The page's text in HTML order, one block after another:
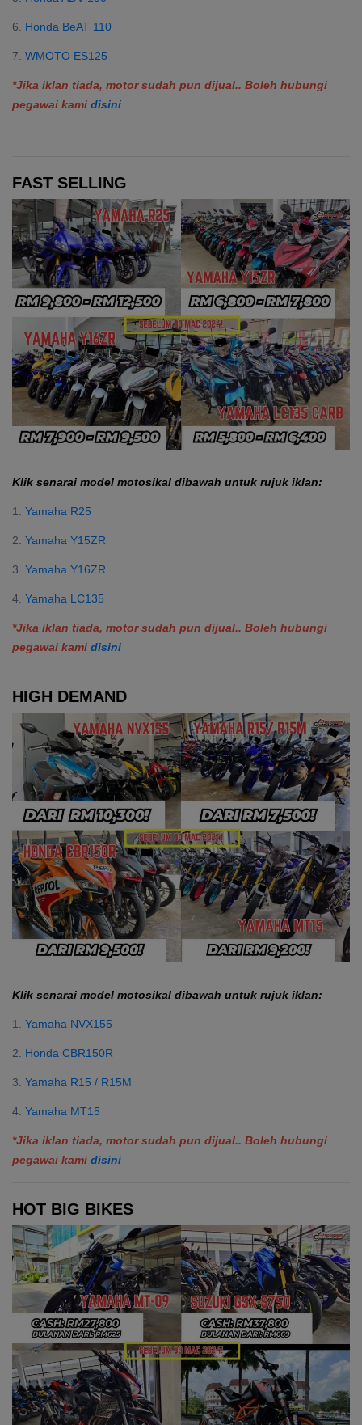
6. Honda BeAT 110
7. WMOTO ES125
*Jika iklan tiada, motor sudah pun dijual.. Boleh hubungi
pegawai kami disini
FAST SELLING
Klik senarai model motosikal dibawah untuk rujuk iklan:
1. Yamaha R25
2. Yamaha Y15ZR
3. Yamaha Y16ZR
4. Yamaha LC135
*Jika iklan tiada, motor sudah pun dijual.. Boleh hubungi
pegawai kami disini
HIGH DEMAND
Klik senarai model motosikal dibawah untuk rujuk iklan:
1. Yamaha NVX155
2. Honda CBR150R
3. Yamaha R15 / R15M
4. Yamaha MT15
*Jika iklan tiada, motor sudah pun dijual.. Boleh hubungi
pegawai kami disini
HOT BIG BIKES